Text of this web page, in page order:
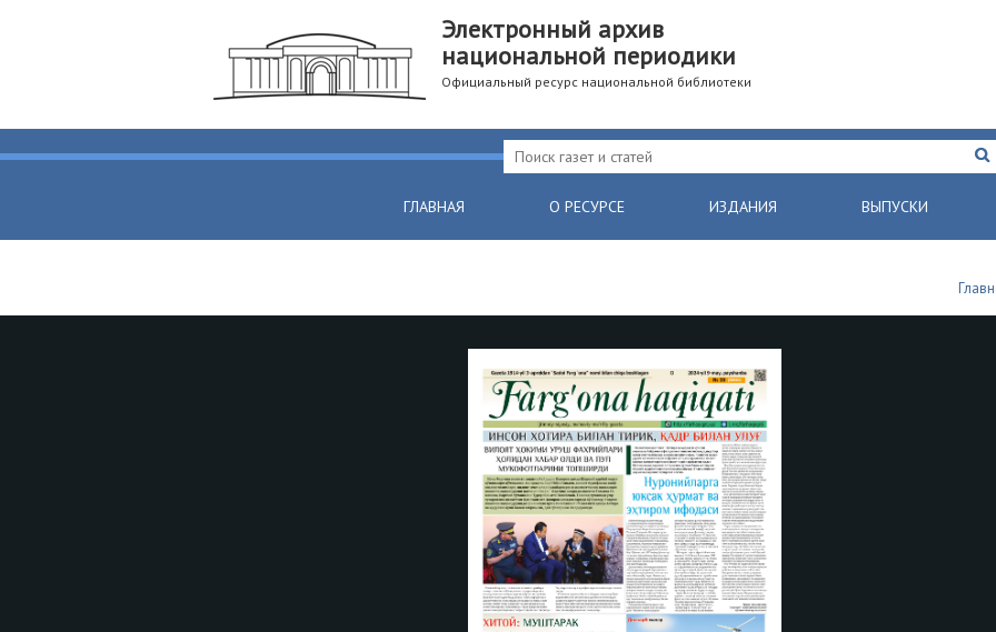
Электронный архив
национальной периодики
Официальный ресурс национальной библиотеки
ГЛАВНАЯ О РЕСУРСЕ ИЗДАНИЯ ВЫПУСКИ